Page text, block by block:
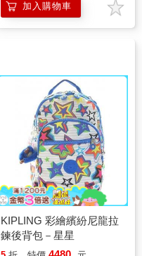
加入購物車
KIPLING 彩繪繽紛尼龍拉
鍊後背包－星星